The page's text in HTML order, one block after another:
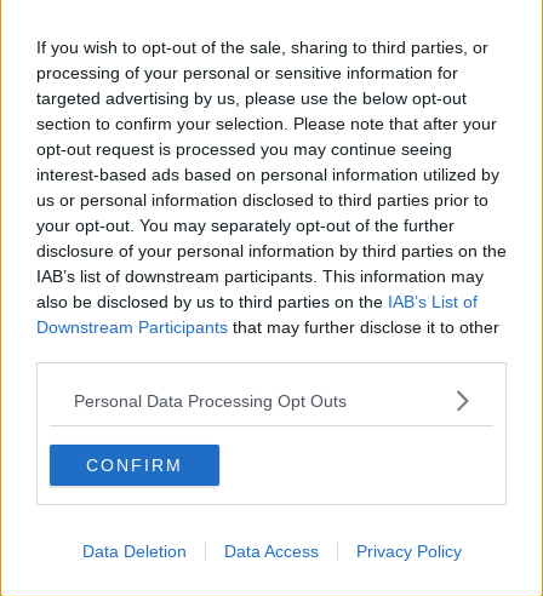
If you wish to opt-out of the sale, sharing to third parties, or
processing of your personal or sensitive information for
targeted advertising by us, please use the below opt-out
section to confirm your selection. Please note that after your
opt-out request is processed you may continue seeing
interest-based ads based on personal information utilized by
us or personal information disclosed to third parties prior to
your opt-out. You may separately opt-out of the further
disclosure of your personal information by third parties on the
IAB’s list of downstream participants. This information may
also be disclosed by us to third parties on the IAB’s List of
Downstream Participants that may further disclose it to other
Personal Data Processing Opt Outs
CONFIRM
Data Deletion Data Access Privacy Policy
Cronaca
​Ancora Covid
​Biden!
In memoria
​Ancora Francesco
Rieccoci
Tenet
Francesco
Suarez
​Il responso
Willy
Non lo so
Valdera
Commissari
Grullaia
​Il grande vuoto
​La guerra dei mondi
Fase due